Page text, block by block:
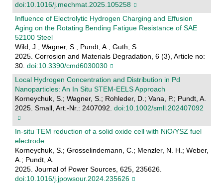
doi:10.1016/j.mechmat.2025.105258
Influence of Electrolytic Hydrogen Charging and Effusion
Aging on the Rotating Bending Fatigue Resistance of SAE
52100 Steel
Wild, J.; Wagner, S.; Pundt, A.; Guth, S.
2025. Corrosion and Materials Degradation, 6 (3), Article no:
30. doi:10.3390/cmd6030030
Local Hydrogen Concentration and Distribution in Pd
Nanoparticles: An In Situ STEM‐EELS Approach
Korneychuk, S.; Wagner, S.; Rohleder, D.; Vana, P.; Pundt, A.
2025. Small, Art.-Nr.: 2407092. doi:10.1002/smll.202407092
In-situ TEM reduction of a solid oxide cell with NiO/YSZ fuel
electrode
Korneychuk, S.; Grosselindemann, C.; Menzler, N. H.; Weber,
A.; Pundt, A.
2025. Journal of Power Sources, 625, 235626.
doi:10.1016/j.jpowsour.2024.235626